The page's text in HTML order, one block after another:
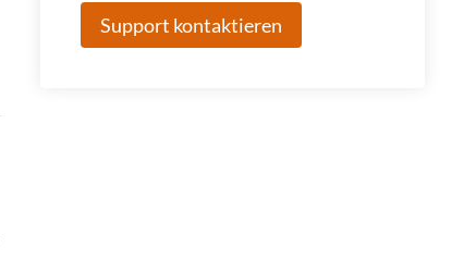
Support kontaktieren